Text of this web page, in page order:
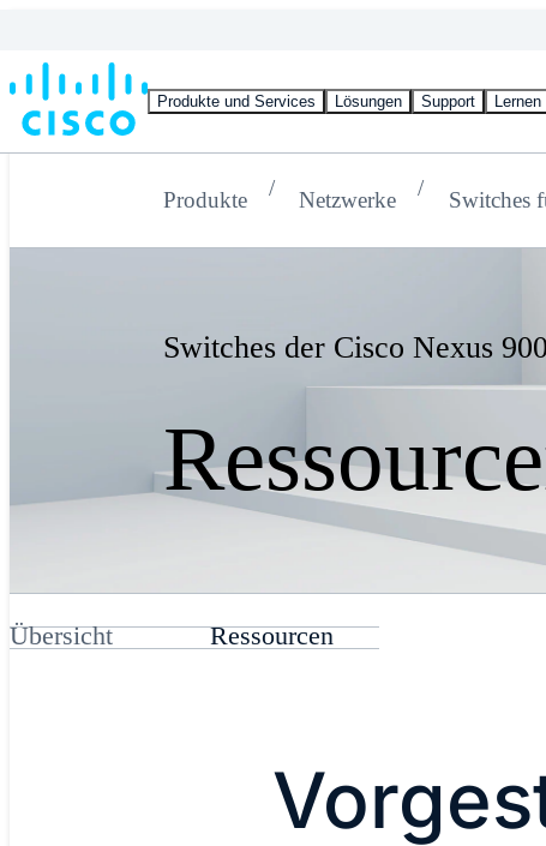
Produkte und Services Lösungen Support Lernen
Produkte Netzwerke Switches
Switches der Cisco Nexus
Übersicht Ressourcen